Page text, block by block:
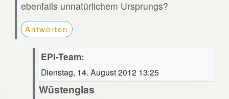
ebenfalls unnatürlichem Ursprungs?
Antworten
EPI-Team:
Dienstag, 14. August 2012 13:25
Wüstenglas